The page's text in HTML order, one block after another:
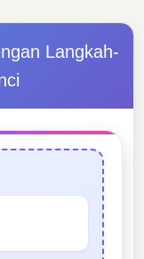
Langkah-